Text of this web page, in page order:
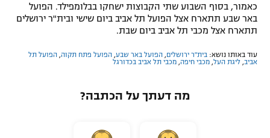
כאמור, בסוף השבוע שתי הקבוצות ישחקו בבלומפילד. הפועל
באר שבע תתארח אצל הפועל תל אביב ביום שישי ובית"ר ירושלים
תתארח אצל מכבי תל אביב ביום שבת.
עוד באותו נושא: בית"ר ירושלים, הפועל באר שבע, הפועל פתח תקוה, הפועל תל
אביב, ליגת העל, מכבי חיפה, מכבי תל אביב בכדורגל
מה דעתך על הכתבה?